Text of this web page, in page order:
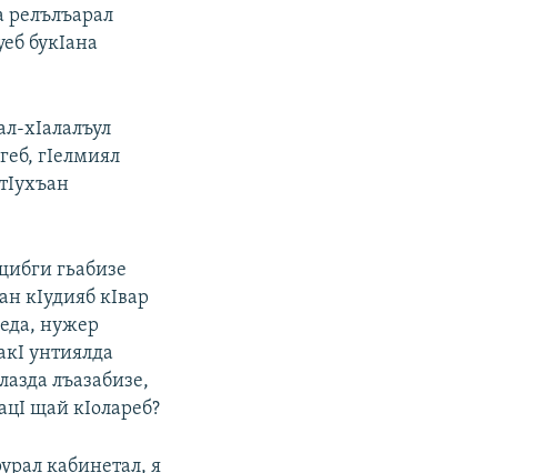
релълъарал
букIана
хIалалъул
гIелмиял
гьабизе
кIудияб кIвар
нужер
унтиялда
лъазабизе,
щай кIолареб?
кабинетал, я